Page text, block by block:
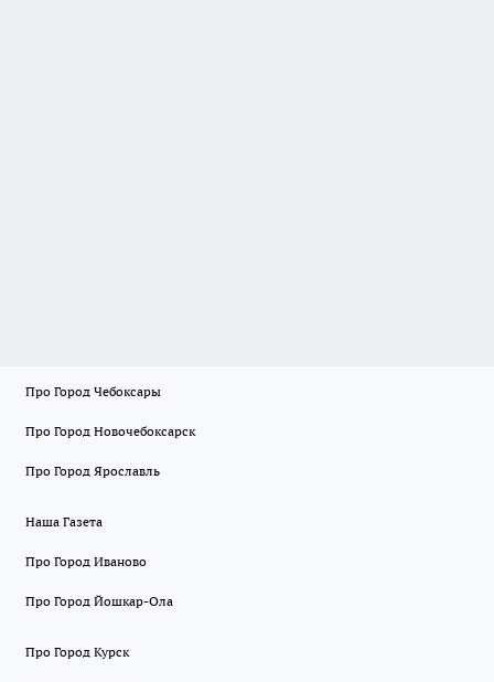
Про Город Чебоксары
Про Город Новочебоксарск
Про Город Ярославль
Наша Газета
Про Город Иваново
Про Город Йошкар-Ола
Про Город Курск